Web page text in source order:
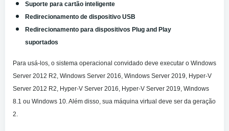
Suporte para cartão inteligente
Redirecionamento de dispositivo USB
Redirecionamento para dispositivos Plug and Play
suportados
Para usá-los, o sistema operacional convidado deve executar o Windows
Server 2012 R2, Windows Server 2016, Windows Server 2019, Hyper-V
Server 2012 R2, Hyper-V Server 2016, Hyper-V Server 2019, Windows
8.1 ou Windows 10. Além disso, sua máquina virtual deve ser da geração
2.